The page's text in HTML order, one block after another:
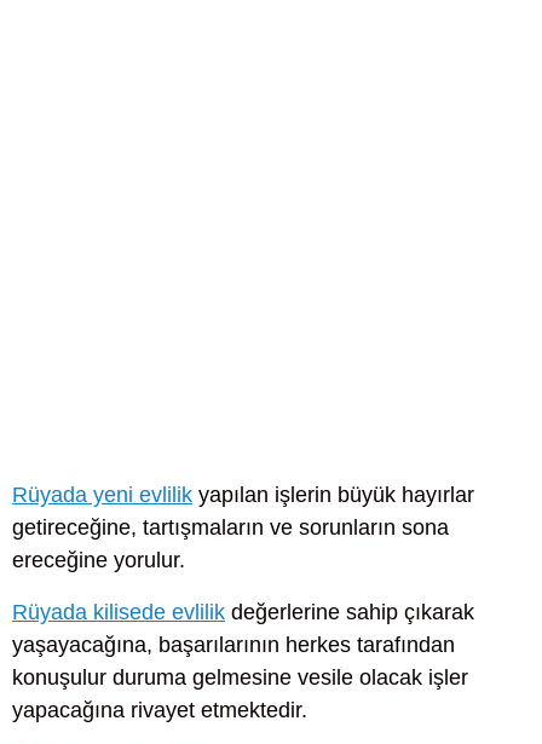
Rüyada yeni evlilik yapılan işlerin büyük hayırlar
getireceğine, tartışmaların ve sorunların sona
ereceğine yorulur.
Rüyada kilisede evlilik değerlerine sahip çıkarak
yaşayacağına, başarılarının herkes tarafından
konuşulur duruma gelmesine vesile olacak işler
yapacağına rivayet etmektedir.